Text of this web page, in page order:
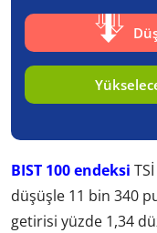
BIST 100 endeksi
düşüşle 11 bin 340
getirisi yüzde 1,34